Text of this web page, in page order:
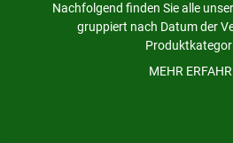
Nachfolgend finden Sie alle
gruppiert nach Datum der
Bei von-bis Preisen (z.B. 10,00-
MEHR